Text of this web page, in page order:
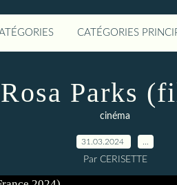
CATÉGORIES
Parks
cinéma
31.03.2024
Par CERISETTE